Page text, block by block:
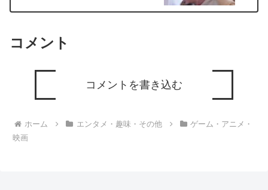
20250505
コメント
コメントを書き込む
ホーム エンタメ・趣味・その他
ゲーム・アニメ・
映画